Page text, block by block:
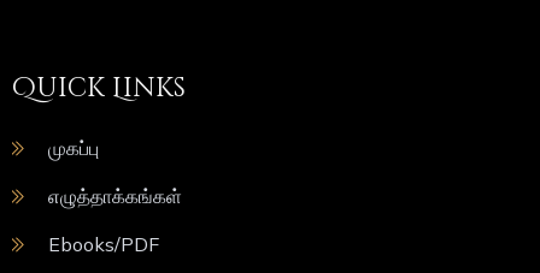
Quick Links
முகப்பு
எழுத்தாக்கங்கள்
Ebooks/PDF